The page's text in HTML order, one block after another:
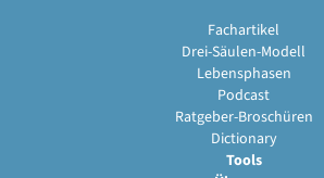
Fachartikel
Drei-Säulen-Modell
Lebensphasen
Podcast
Ratgeber-Broschüren
Dictionary
Tools